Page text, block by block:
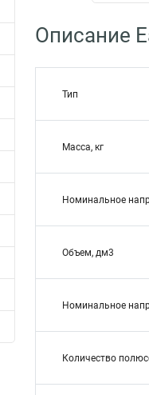
Описание
Тип
Масса, кг
Номинальное
Объем, дм3
Номинальное
Количество